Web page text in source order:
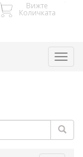
Вижте
Количката